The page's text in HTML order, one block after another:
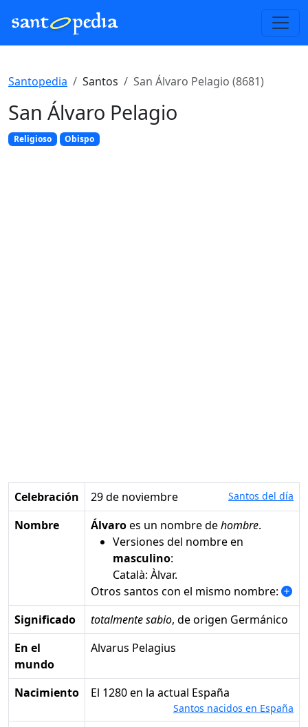
Santopedia Santos San Álvaro Pelagio (8681)
San Álvaro Pelagio
Religioso Obispo
Celebración 29 de noviembre Santos del día
Nombre Álvaroes un nombre dehombre.
Versiones del nombre en
masculino:
Català: Àlvar.
Otros santos con el mismo nombre:
Significado
totalmente sabio, de origen Germánico
En el
mundo
Alvarus Pelagius
Nacimiento el 1280 en la actual España
Santos nacidos en España